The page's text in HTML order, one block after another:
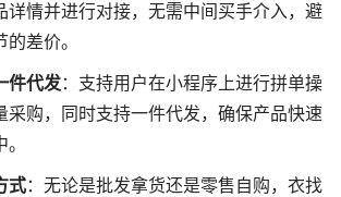
详情并进行对接，无需中间买手介入，避
差价。
件代发：支持用户在小程序上进行拼单操
采购，同时支持一件代发，确保产品快速
式：无论是批发拿货还是零售自购，衣找